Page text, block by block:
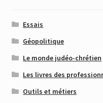
Essais
Géopolitique
Le monde judéo-chrétien
Les livres des
Outils et métiers